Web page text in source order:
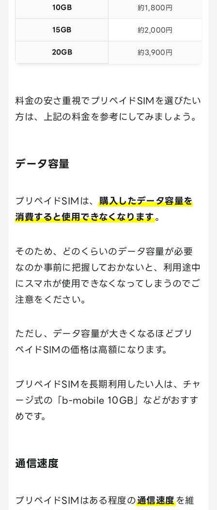
10GB 約1,800円
15GB 約2,000円
20GB 約3,900円
料金の安さ重視でプリペイドSIMを選びたい
方は、上記の料金を参考にしてみましょう。
データ容量
プリペイドSIMは、購入したデータ容量を
消費すると使用できなくなります。
そのため、どのくらいのデータ容量が必要
なのか事前に把握しておかないと、利用途中
にスマホが使用できなくなってしまうのでご
注意をください。
ただし、データ容量が大きくなるほどプリ
ペイドSIMの価格は高額になります。
プリペイドSIMを長期利用したい人は、チャ
ージ式の「b-mobile 10GB」などがおすす
めです。
通信速度
プリペイドSIMはある程度の通信速度を維